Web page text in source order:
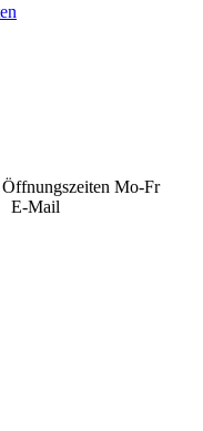
Öffnungszeiten Mo-Fr
E-Mail